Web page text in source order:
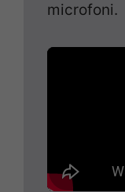
microfoni.